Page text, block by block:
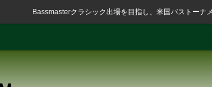
Bassmasterクラシック出場を目指し、米国バストーナ